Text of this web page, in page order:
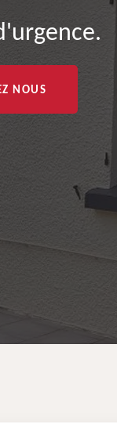
NOUS